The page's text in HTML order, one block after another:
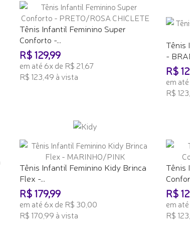
Tênis Infantil Feminino Super
Conforto -...
R$ 129,99
em até 6x de R$ 21,67
R$ 123,49 à vista
Tênis
-
R$
em
R$
Tênis Infantil Feminino Kidy Brinca
Flex -...
R$ 179,99
em até 6x de R$ 30,00
R$ 170,99 à vista
Tênis
R$
em
R$